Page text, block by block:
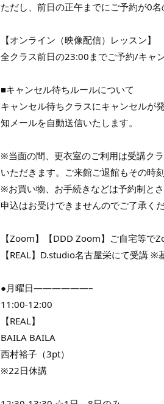
ただし、前日の正午までにご予約が0
【オンライン（映像配信）レッスン】
全クラス前日の23:00までご予約/キャ
■キャンセル待ちルールについて
キャンセル待ちクラスにキャンセルが
知メールを自動送信いたします。
※当面の間、更衣室のご利用は受講ク
いただきます。ご来館ご退館もその時
※お買い物、お手続きなどは予約制と
申込はお受けできませんのでご了承く
【Zoom】【DDD Zoom】ご自宅等で
【REAL】D.studio名古屋栄にて受講 ※
●月曜日——————–
11:00-12:00
【REAL】
BAILA BAILA
西村裕子（3pt）
※22日休講